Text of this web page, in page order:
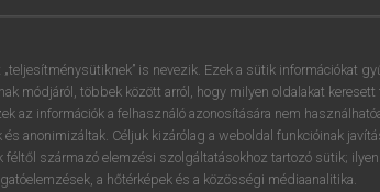
szótár
is nevezik. Ezek a sütik információkat
módjáról, többek között arról, hogy milyen oldalakat keresett
az információk a felhasználó azonosítására nem
anonimizáltak. Céljuk kizárólag a weboldal funkcióinak
féltől származó elemzési szolgáltatásokhoz tartozó sütik;
a hőtérképek és a közösségi médiaanalitika.
3 4 5 6 7 8 9
e r t z u i
d f g h j k l é
x c v b n m , .